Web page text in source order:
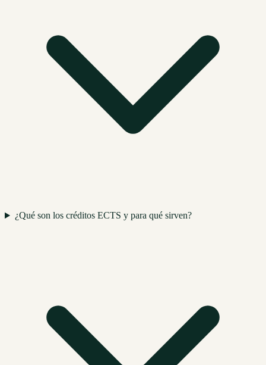
¿Qué son los créditos ECTS y para qué sirven?